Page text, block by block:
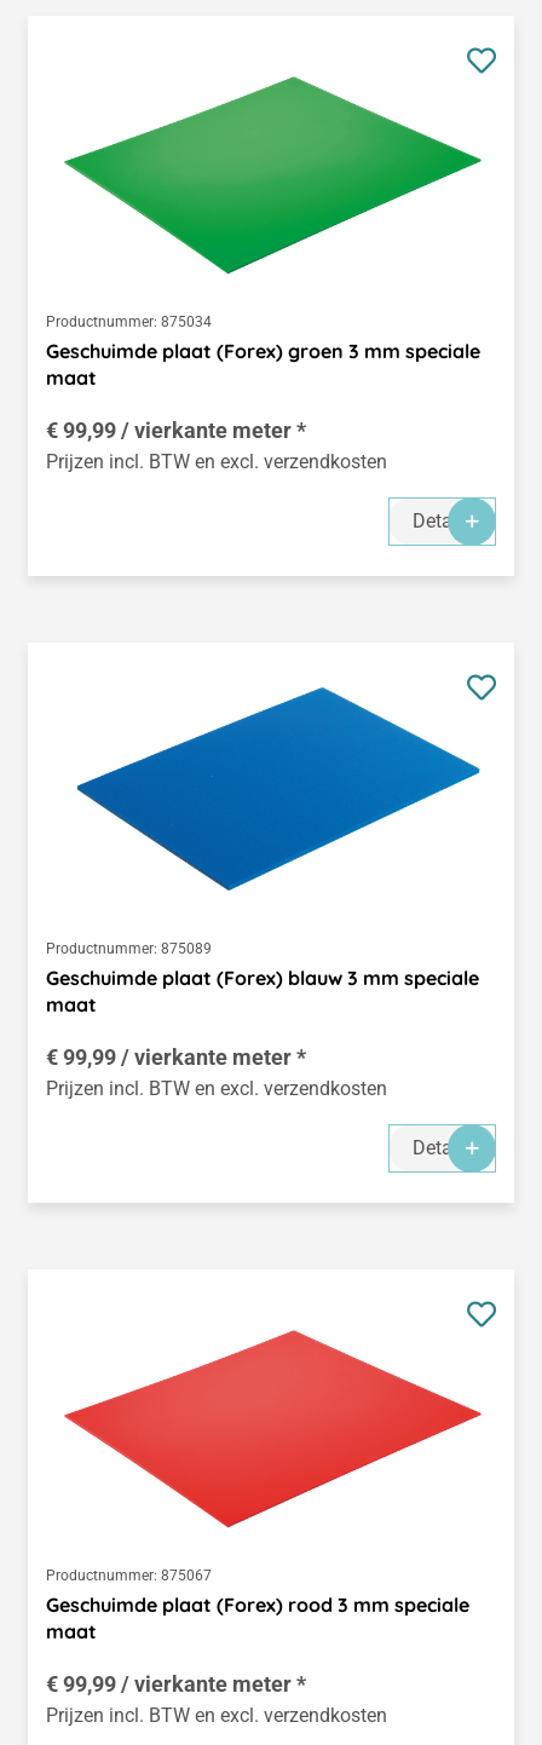
Productnummer: 875034
Geschuimde plaat (Forex) groen 3 mm speciale
maat
€ 99,99 / vierkante meter *
Prijzen incl. BTW en excl. verzendkosten
Details
Productnummer: 875089
Geschuimde plaat (Forex) blauw 3 mm speciale
maat
€ 99,99 / vierkante meter *
Prijzen incl. BTW en excl. verzendkosten
Details
Productnummer: 875067
Geschuimde plaat (Forex) rood 3 mm speciale
maat
€ 99,99 / vierkante meter *
Prijzen incl. BTW en excl. verzendkosten